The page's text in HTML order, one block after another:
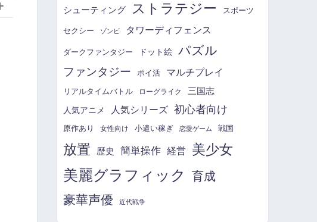
シューティング ストラテジー スポーツ
セクシー ゾンビ タワーディフェンス
ダークファンタジー ドット絵 パズル
ファンタジー ポイ活 マルチプレイ
リアルタイムバトル ローグライク 三国志
人気アニメ 人気シリーズ 初心者向け
原作あり 女性向け 小遣い稼ぎ 恋愛ゲーム 戦国
放置 歴史 簡単操作 経営 美少女
美麗グラフィック
育成
豪華声優
近代戦争